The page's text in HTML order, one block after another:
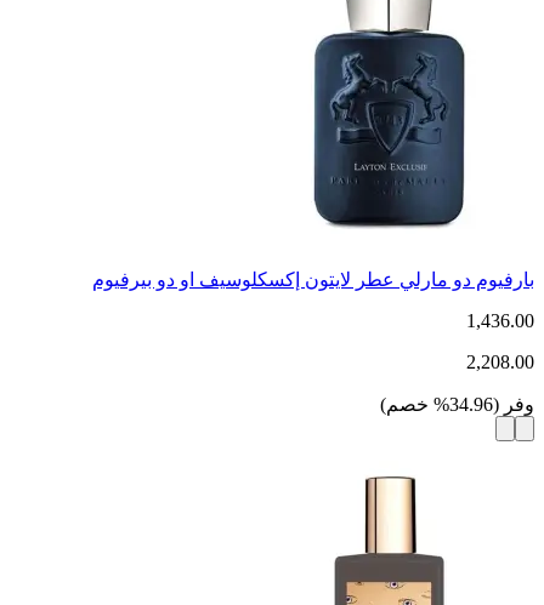
بارفيوم دو مارلي عطر لايتون إكسكلوسيف او دو بيرفيوم
1,436.00
2,208.00
وفر (
34.96
% خصم)